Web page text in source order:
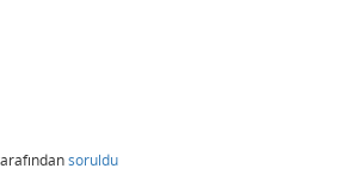
soruldu